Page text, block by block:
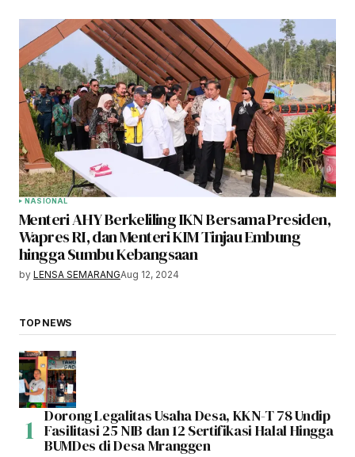
NASIONAL
Menteri AHY Berkeliling IKN Bersama Presiden,
Wapres RI, dan Menteri KIM Tinjau Embung
hingga Sumbu Kebangsaan
by LENSA SEMARANGAug 12, 2024
TOP NEWS
Dorong Legalitas Usaha Desa, KKN-T 78 Undip
Fasilitasi 25 NIB dan 12 Sertifikasi Halal Hingga
BUMDes di Desa Mranggen